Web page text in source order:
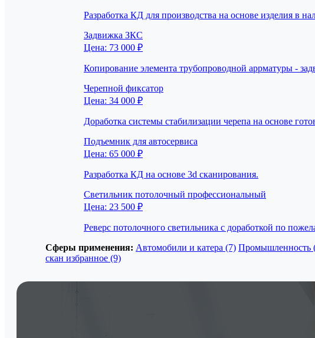
Разработка КД для производства на основе изделия в
Задвижка ЗКС
Цена: 73 000 ₽
Копирование элемента трубопроводной аррматуры -
Черепной фиксатор
Цена: 34 000 ₽
Доработка системы стабилизации черепа на основе
Подъемник для автосервиса
Цена: 65 000 ₽
Разработка КД на основе 3d сканирования.
Светильник потолочный профессиональный
Цена: 23 500 ₽
Реверс потолочного светильника с доработкой по
Сферы применения: Автомобили и катера (7) Промышленность
скан избранное (9)